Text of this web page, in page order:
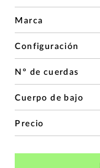
Marca
Configuración
Nº de cuerdas
Cuerpo de bajo
Precio